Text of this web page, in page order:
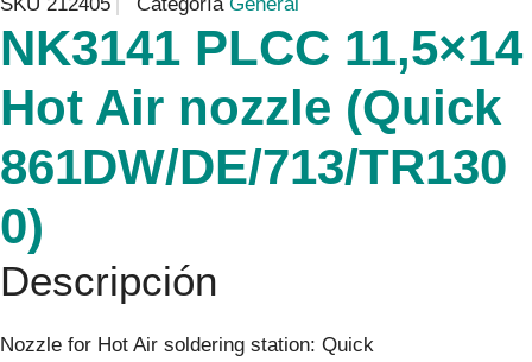
NK3141 PLCC 11,5×14
Hot Air nozzle (Quick
861DW/DE/713/TR130
0)
Descripción
Nozzle for Hot Air soldering station: Quick